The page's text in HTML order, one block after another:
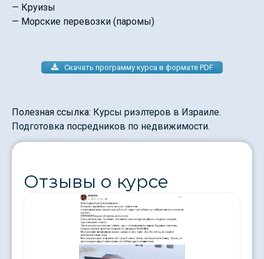
— Круизы
— Морские перевозки (паромы)
Скачать программу курса в формате PDF
Полезная ссылка: Курсы риэлтеров в Израиле.
Подготовка посредников по недвижимости.
Отзывы о курсе